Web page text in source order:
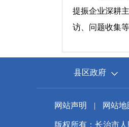
提振企业深耕
访、问题收集
县区政府
网站声明 | 网站地
版权所有：长治市